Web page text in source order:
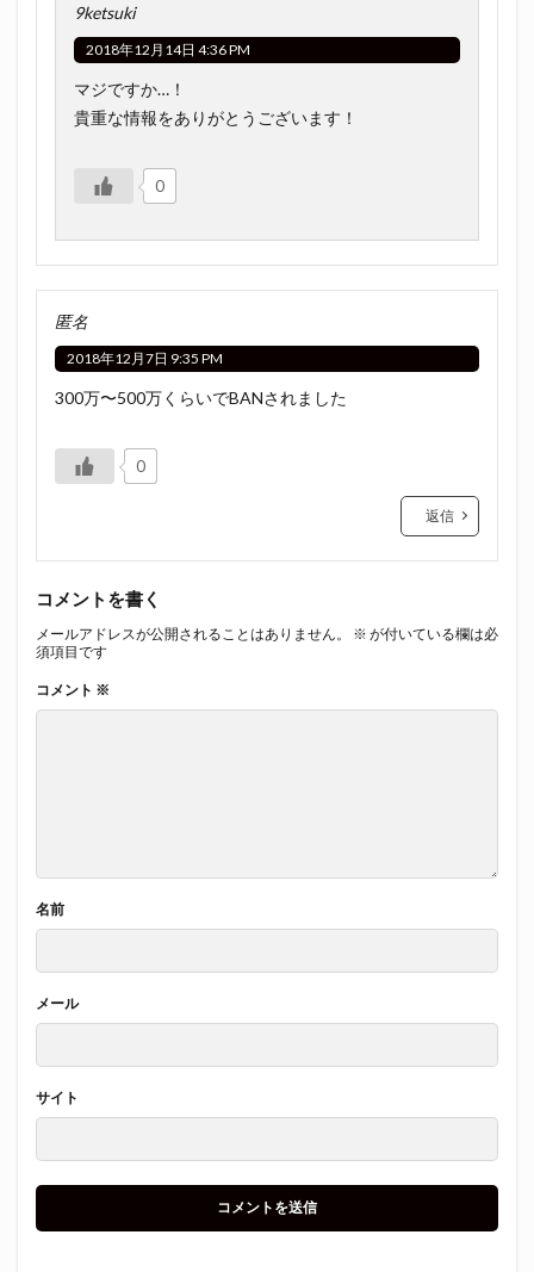
9ketsuki
2018年12月14日 4:36 PM
マジですか…！
貴重な情報をありがとうございます！
0
匿名
2018年12月7日 9:35 PM
300万〜500万くらいでBANされました
0
返信
コメントを書く
メールアドレスが公開されることはありません。 ※ が付いている欄は必
須項目です
コメント ※
名前
メール
サイト